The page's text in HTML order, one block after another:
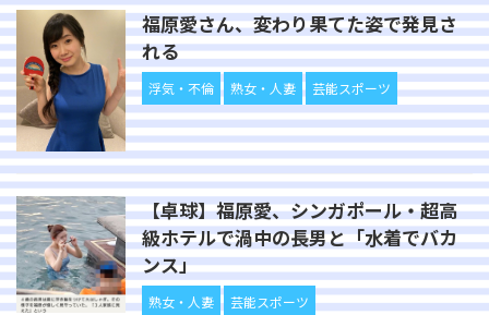
福原愛さん、変わり果てた姿で発見さ
れる
浮気・不倫 熟女・人妻 芸能スポーツ
【卓球】福原愛、シンガポール・超高
級ホテルで渦中の長男と「水着でバカ
ンス」
熟女・人妻 芸能スポーツ